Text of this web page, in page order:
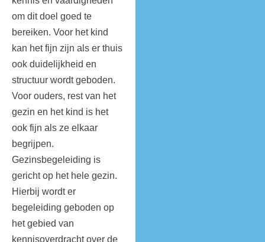
om dit doel goed te
bereiken. Voor het kind
kan het fijn zijn als er thuis
ook duidelijkheid en
structuur wordt geboden.
Voor ouders, rest van het
gezin en het kind is het
ook fijn als ze elkaar
begrijpen.
Gezinsbegeleiding is
gericht op het hele gezin.
Hierbij wordt er
begeleiding geboden op
het gebied van
kennisoverdracht over de